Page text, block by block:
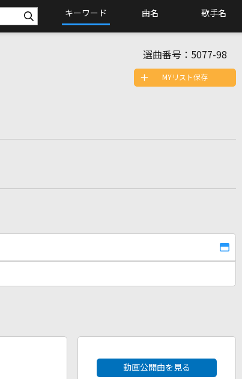
キーワード 曲名 歌手名
選曲番号： 5077-98
MYリスト保存
動画公開曲を見る